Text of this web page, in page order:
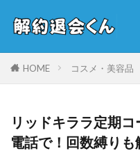
HOME コスメ・美容品
リッドキララ定期
電話で！回数縛りも